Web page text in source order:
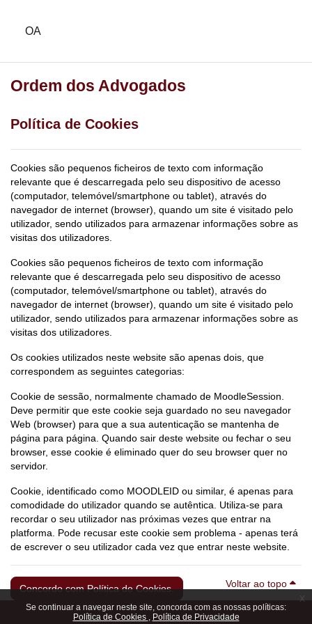
Se continuar a navegar neste site, concorda com as nossas políticas:
Política de Cookies
Política de Privacidade
x
OA
Ordem dos Advogados
Política de Cookies
Cookies são pequenos ficheiros de texto com informação
relevante que é descarregada pelo seu dispositivo de acesso
(computador, telemóvel/smartphone ou tablet), através do
navegador de internet (browser), quando um site é visitado pelo
utilizador, sendo utilizados para armazenar informações sobre as
visitas dos utilizadores.
Cookies são pequenos ficheiros de texto com informação
relevante que é descarregada pelo seu dispositivo de acesso
(computador, telemóvel/smartphone ou tablet), através do
navegador de internet (browser), quando um site é visitado pelo
utilizador, sendo utilizados para armazenar informações sobre as
visitas dos utilizadores.
Os cookies utilizados neste website são apenas dois, que
correspondem as seguintes categorias:
Cookie de sessão, normalmente chamado de MoodleSession.
Deve permitir que este cookie seja guardado no seu navegador
Web (browser) para que a sua autenticação se mantenha de
página para página. Quando sair deste website ou fechar o seu
browser, esse cookie é eliminado quer do seu browser quer no
servidor.
Cookie, identificado como MOODLEID ou similar, é apenas para
comodidade do utilizador quando se autêntica. Utiliza-se para
recordar o seu utilizador nas próximas vezes que entrar na
platforma. Pode recusar este cookie sem problema - apenas terá
de escrever o seu utilizador cada vez que entrar neste website.
Concordo com Política de Cookies. Voltar ao topo